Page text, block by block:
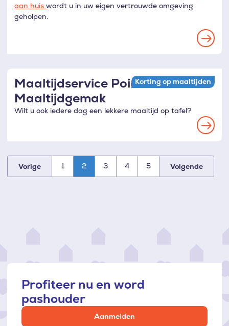
aan huis wordt u in uw eigen vertrouwde omgeving
geholpen.
Read
Maaltijdservice Poiesz
Maaltijdgemak
Wilt u ook iedere dag een lekkere maaltijd op tafel?
Read
Korting op maaltijden
Paginatie
Vorige 1 2 3 4 5 Volgende
Profiteer nu en word
pashouder
Aanmelden